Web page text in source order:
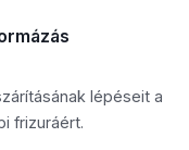
lépéseit a
frizuráért.